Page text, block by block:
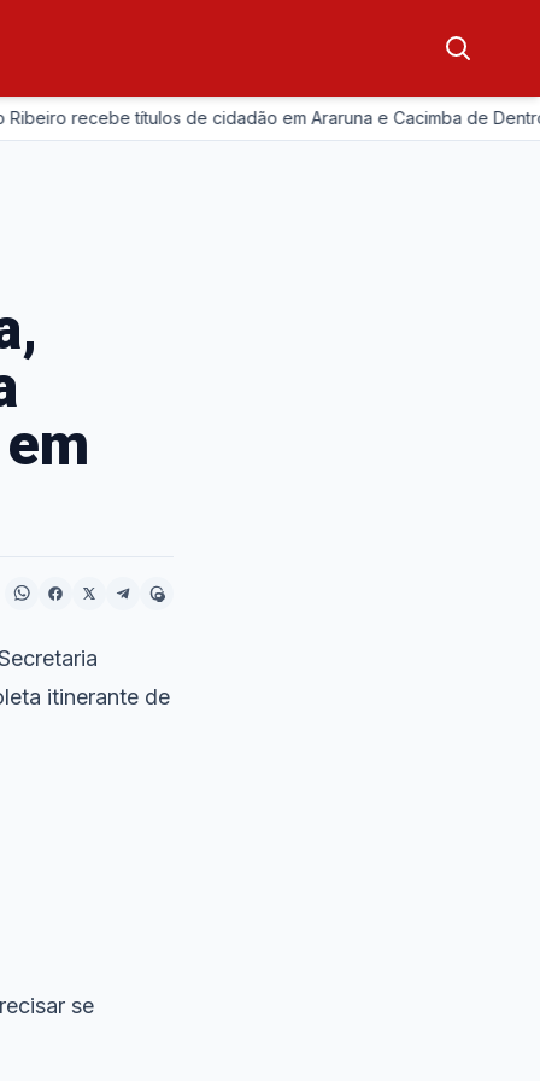
recebe títulos de cidadão em Araruna e Cacimba de Dentro
itinerante de
se